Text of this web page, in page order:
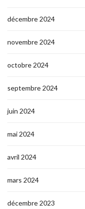
décembre 2024
novembre 2024
octobre 2024
septembre 2024
juin 2024
mai 2024
avril 2024
mars 2024
décembre 2023